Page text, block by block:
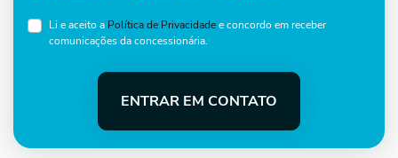
Li e aceito a Política de Privacidadee concordo em receber
comunicações da concessionária.
ENTRAR EM CONTATO